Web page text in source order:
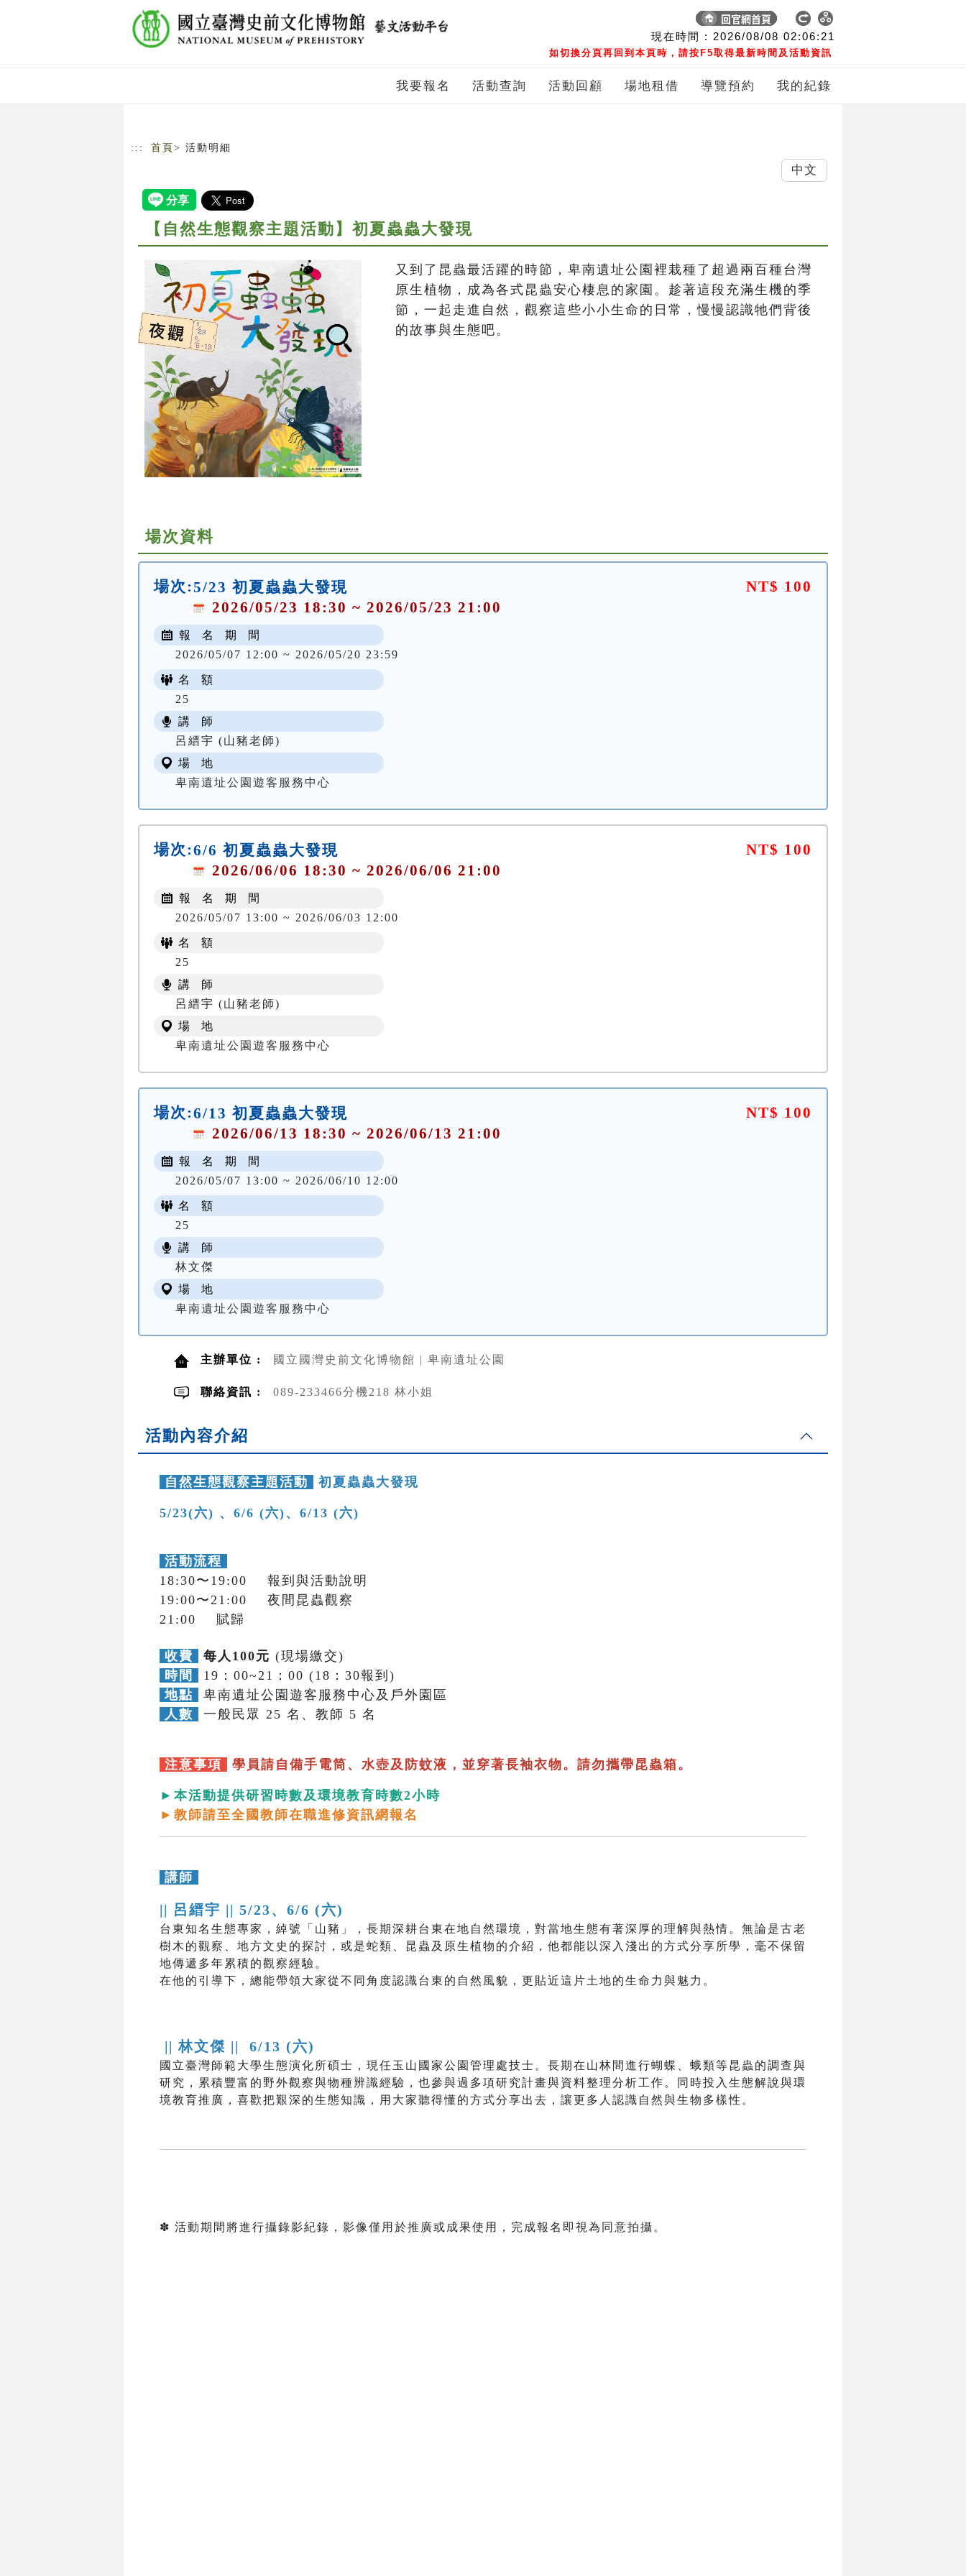
現在時間 : 2026/08/08 02:06:22
如切換分頁再回到本頁時，請按F5取得最新時間及活動資訊
我要報名 活動查詢 活動回顧 場地租借 導覽預約 我的紀錄
::: 首頁 > 活動明細
【自然生態觀察主題活動】初夏蟲蟲大發現
又到了昆蟲最活躍的時節，卑南遺址公園裡栽種了超過兩百種台灣
原生植物，成為各式昆蟲安心棲息的家園。趁著這段充滿生機的季
節，一起走進自然，觀察這些小小生命的日常，慢慢認識牠們背後
的故事與生態吧。
場次資料
場次:5/23 初夏蟲蟲大發現
2026/05/23 18:30 ~ 2026/05/23 21:00
NT$ 100
報 名 期 間
2026/05/07 12:00 ~ 2026/05/20 23:59
名 額
25
講 師
呂縉宇 (山豬老師)
場 地
卑南遺址公園遊客服務中心
場次:6/6 初夏蟲蟲大發現
2026/06/06 18:30 ~ 2026/06/06 21:00
NT$ 100
報 名 期 間
2026/05/07 13:00 ~ 2026/06/03 12:00
名 額
25
講 師
呂縉宇 (山豬老師)
場 地
卑南遺址公園遊客服務中心
場次:6/13 初夏蟲蟲大發現
2026/06/13 18:30 ~ 2026/06/13 21:00
NT$ 100
報 名 期 間
2026/05/07 13:00 ~ 2026/06/10 12:00
名 額
25
講 師
林文傑
場 地
卑南遺址公園遊客服務中心
主辦單位 : 國立國灣史前文化博物館 | 卑南遺址公園
聯絡資訊 : 089-233466分機218 林小姐
活動內容介紹
自然生態觀察主題活動 初夏蟲蟲大發現
5/23(六) 、6/6 (六)、6/13 (六)
活動流程
18:30〜19:00 報到與活動說明
19:00〜21:00 夜間昆蟲觀察
21:00 賦歸
收費 每人100元 (現場繳交)
時間
19：00~21：00 (18：30報到)
地點
卑南遺址公園遊客服務中心及戶外園區
人數
一般民眾 25 名、教師 5 名
注意事項 學員請自備手電筒、水壺及防蚊液，並穿著長袖衣物。請勿攜帶昆蟲箱。
►本活動提供研習時數及環境教育時數2小時
►教師請至全國教師在職進修資訊網報名
講師
|| 呂縉宇 || 5/23、6/6 (六)
台東知名生態專家，綽號「山豬」，長期深耕台東在地自然環境，對當地生態有著深厚的理解與熱情。無論是古老
樹木的觀察、地方文史的探討，或是蛇類、昆蟲及原生植物的介紹，他都能以深入淺出的方式分享所學，毫不保留
地傳遞多年累積的觀察經驗。
在他的引導下，總能帶領大家從不同角度認識台東的自然風貌，更貼近這片土地的生命力與魅力。
|| 林文傑 || 6/13 (六)
國立臺灣師範大學生態演化所碩士，現任玉山國家公園管理處技士。長期在山林間進行蝴蝶、蛾類等昆蟲的調查與
研究，累積豐富的野外觀察與物種辨識經驗，也參與過多項研究計畫與資料整理分析工作。同時投入生態解說與環
境教育推廣，喜歡把艱深的生態知識，用大家聽得懂的方式分享出去，讓更多人認識自然與生物多樣性。
✽ 活動期間將進行攝錄影紀錄，影像僅用於推廣或成果使用，完成報名即視為同意拍攝。